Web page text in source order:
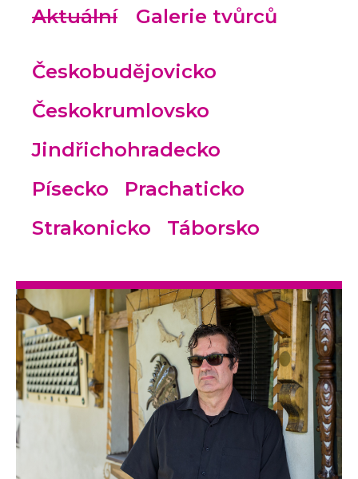
Aktuální Galerie tvůrců
Českobudějovicko
Českokrumlovsko
Jindřichohradecko
Písecko
Prachaticko
Strakonicko
Táborsko